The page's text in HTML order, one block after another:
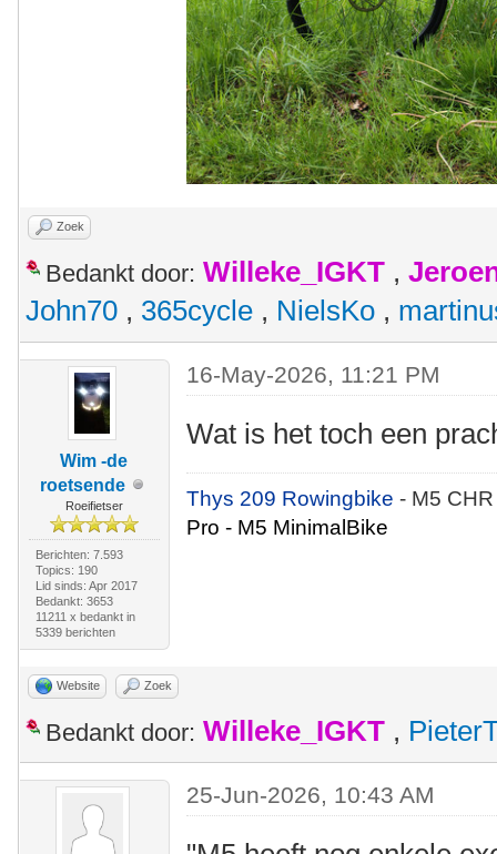
Zoek
Bedankt door: Willeke_IGKT ,
John70 , 365cycle , NielsKo ,
Wim -de
roetsende
Roeifietser
Berichten: 7.593
Topics: 190
Lid sinds: Apr 2017
Bedankt: 3653
11211 x bedankt in
5339 berichten
16-May-2026, 11:21 PM
Wat is het toch een
Thys 209 Rowingbike- M5
Pro - M5 MinimalBike
Website Zoek
Bedankt door: Willeke_IGKT ,
25-Jun-2026, 10:43 AM